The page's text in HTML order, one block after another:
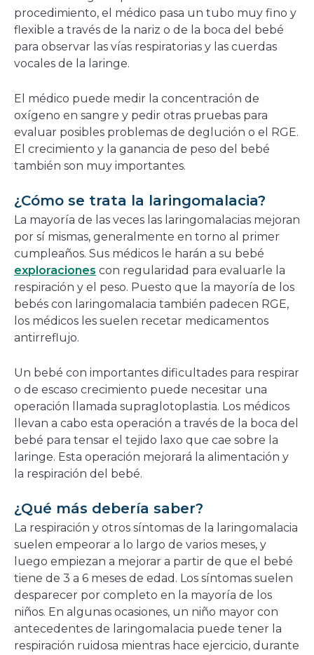
procedimiento, el médico pasa un tubo muy fino y
flexible a través de la nariz o de la boca del bebé
para observar las vías respiratorias y las cuerdas
vocales de la laringe.
El médico puede medir la concentración de
oxígeno en sangre y pedir otras pruebas para
evaluar posibles problemas de deglución o el RGE.
El crecimiento y la ganancia de peso del bebé
también son muy importantes.
¿Cómo se trata la laringomalacia?
La mayoría de las veces las laringomalacias mejoran
por sí mismas, generalmente en torno al primer
cumpleaños. Sus médicos le harán a su bebé
exploraciones con regularidad para evaluarle la
respiración y el peso. Puesto que la mayoría de los
bebés con laringomalacia también padecen RGE,
los médicos les suelen recetar medicamentos
antirreflujo.
Un bebé con importantes dificultades para respirar
o de escaso crecimiento puede necesitar una
operación llamada supraglotoplastia. Los médicos
llevan a cabo esta operación a través de la boca del
bebé para tensar el tejido laxo que cae sobre la
laringe. Esta operación mejorará la alimentación y
la respiración del bebé.
¿Qué más debería saber?
La respiración y otros síntomas de la laringomalacia
suelen empeorar a lo largo de varios meses, y
luego empiezan a mejorar a partir de que el bebé
tiene de 3 a 6 meses de edad. Los síntomas suelen
desparecer por completo en la mayoría de los
niños. En algunas ocasiones, un niño mayor con
antecedentes de laringomalacia puede tener la
respiración ruidosa mientras hace ejercicio, durante